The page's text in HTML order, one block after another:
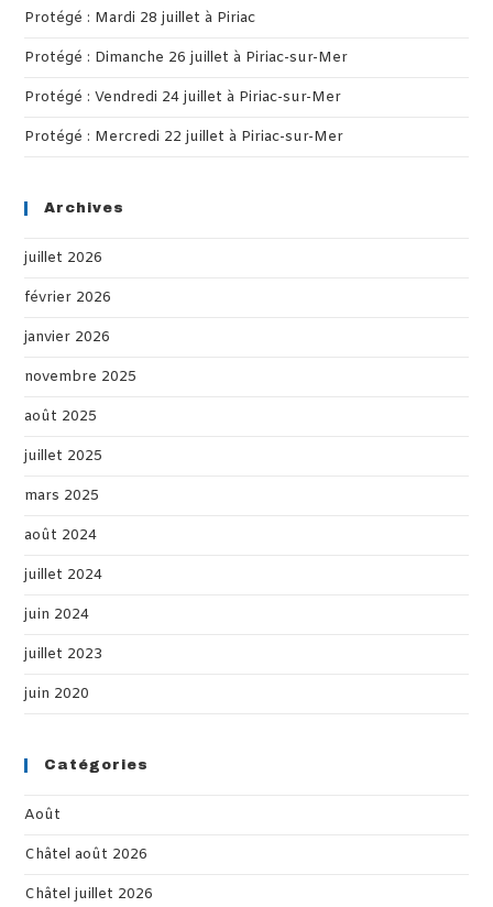
Protégé : Mardi 28 juillet à Piriac
Protégé : Dimanche 26 juillet à Piriac-sur-Mer
Protégé : Vendredi 24 juillet à Piriac-sur-Mer
Protégé : Mercredi 22 juillet à Piriac-sur-Mer
Archives
juillet 2026
février 2026
janvier 2026
novembre 2025
août 2025
juillet 2025
mars 2025
août 2024
juillet 2024
juin 2024
juillet 2023
juin 2020
Catégories
Août
Châtel août 2026
Châtel juillet 2026